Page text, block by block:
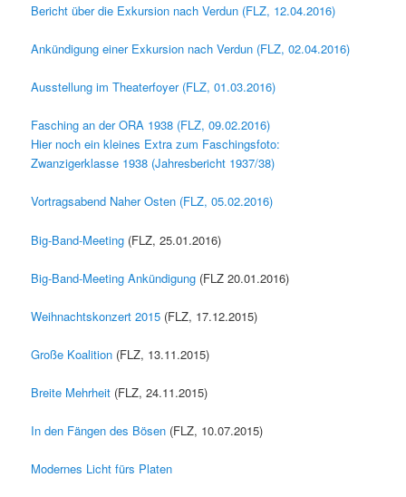
Bericht über die Exkursion nach Verdun (FLZ, 12.04.2016)
Ankündigung einer Exkursion nach Verdun (FLZ, 02.04.2016)
Ausstellung im Theaterfoyer (FLZ, 01.03.2016)
Fasching an der ORA 1938 (FLZ, 09.02.2016)
Hier noch ein kleines Extra zum Faschingsfoto:
Zwanzigerklasse 1938 (Jahresbericht 1937/38)
Vortragsabend Naher Osten (FLZ, 05.02.2016)
Big-Band-Meeting (FLZ, 25.01.2016)
Big-Band-Meeting Ankündigung (FLZ 20.01.2016)
Weihnachtskonzert 2015 (FLZ, 17.12.2015)
Große Koalition (FLZ, 13.11.2015)
Breite Mehrheit (FLZ, 24.11.2015)
In den Fängen des Bösen (FLZ, 10.07.2015)
Modernes Licht fürs Platen